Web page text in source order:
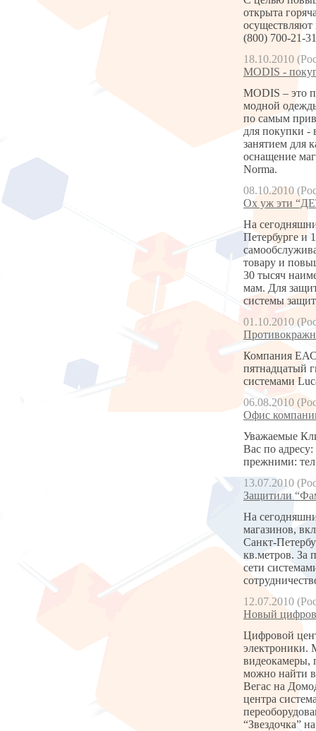
открыта
осуществляют
(800) 700-21-
18.10.2010
MODIS -
MODIS – это
модной
по самым
для покупки -
занятием для
оснащение
Norma.
08.10.2010
Ох уж эти
На
Петербурге и
товару и
30 тысяч
мам. Для
системы
01.10.2010
Компания ЕАС
пятнадцатый
системами
06.08.2010
Офис
Уважаемые
Вас по
прежними:
13.07.2010
Защитили
На
магазинов,
Санкт-
кв.метров. За
сети
12.07.2010
Новый
Цифровой
электроники.
видеокамеры,
можно найти
Вегас на
центра
“Звездочка”